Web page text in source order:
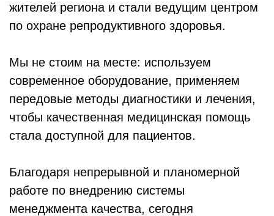
жителей региона и стали ведущим центром
по охране репродуктивного здоровья.
Мы не стоим на месте: используем
современное оборудование, применяем
передовые методы диагностики и лечения,
чтобы качественная медицинская помощь
стала доступной для пациентов.
Благодаря непрерывной и планомерной
работе по внедрению системы
менеджмента качества, сегодня